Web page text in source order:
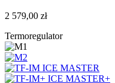
2 579,00 zł
Termoregulator